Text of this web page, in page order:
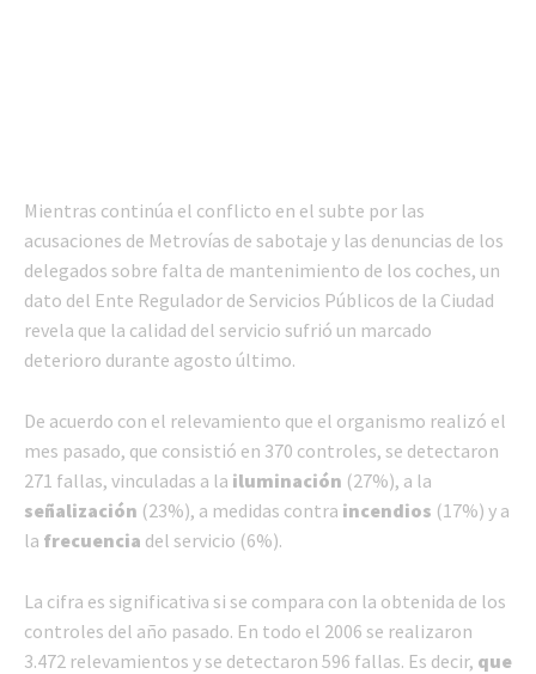
Mientras continúa el conflicto en el subte por las
acusaciones de Metrovías de sabotaje y las denuncias de los
delegados sobre falta de mantenimiento de los coches, un
dato del Ente Regulador de Servicios Públicos de la Ciudad
revela que la calidad del servicio sufrió un marcado
deterioro durante agosto último.
De acuerdo con el relevamiento que el organismo realizó el
mes pasado, que consistió en 370 controles, se detectaron
271 fallas, vinculadas a la iluminación (27%), a la
señalización (23%), a medidas contra incendios (17%) y a
la frecuencia del servicio (6%).
La cifra es significativa si se compara con la obtenida de los
controles del año pasado. En todo el 2006 se realizaron
3.472 relevamientos y se detectaron 596 fallas. Es decir, que